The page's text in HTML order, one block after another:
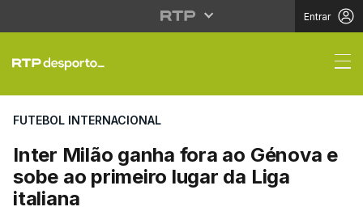
Entrar
Inter Milão ganha
FUTEBOL INTERNACIONAL
Inter Milão ganha fora ao Génova e
sobe ao primeiro lugar da Liga
italiana